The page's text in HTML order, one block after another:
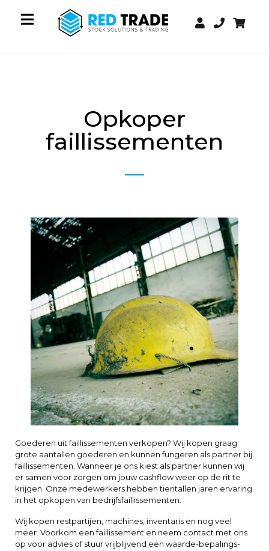
Opkoper
faillissementen
Goederen uit faillissementen verkopen? Wij kopen graag
grote aantallen goederen en kunnen fungeren als partner bij
faillissementen. Wanneer je ons kiest als partner kunnen wij
er samen voor zorgen om jouw cashflow weer op de rit te
krijgen. Onze medewerkers hebben tientallen jaren ervaring
in het opkopen van bedrijfsfaillissementen.
Wij kopen restpartijen, machines, inventaris en nog veel
meer. Voorkom een faillissement en neem contact met ons
op voor advies of stuur vrijblijvend een waarde-bepalings-